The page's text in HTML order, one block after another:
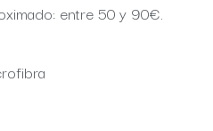
entre 50 y 90€.